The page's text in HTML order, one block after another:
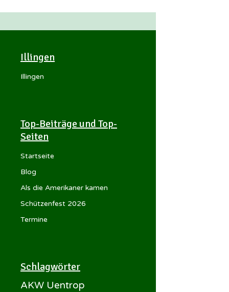
Illingen
Illingen
Top-Beiträge und Top-
Seiten
Startseite
Blog
Als die Amerikaner kamen
Schützenfest 2026
Termine
Schlagwörter
AKW Uentrop